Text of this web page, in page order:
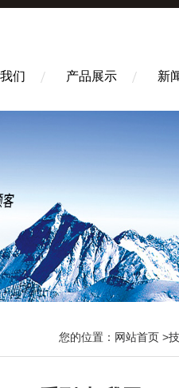
们 产品展示 新
您的位置： 网站首页 >